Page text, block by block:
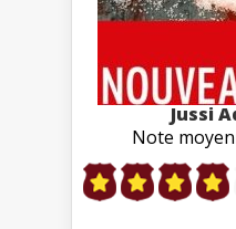
Jussi
Note